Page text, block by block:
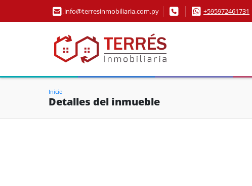
info@terresinmobiliaria.com.py +595972461731
Inicio
Detalles del inmueble